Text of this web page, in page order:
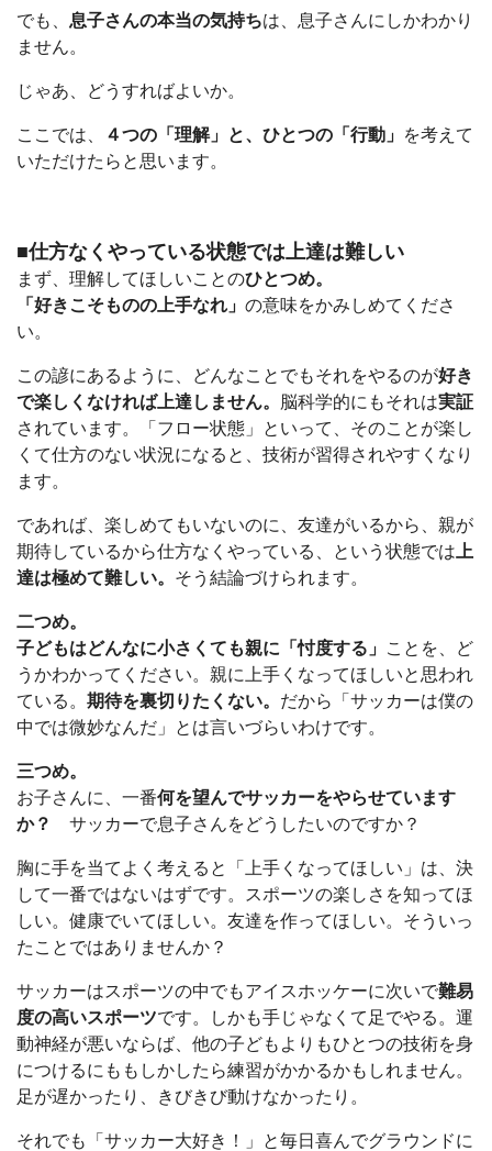
でも、 息子さんの本当の気持ちは、息子さんにしかわかり
ません。
じゃあ、どうすればよいか。
ここでは、 ４つの「理解」と、ひとつの「行動」 を考えて
いただけたらと思います。
■仕方なくやっている状態では上達は難しい
まず、理解してほしいことのひとつめ。
「好きこそものの上手なれ」 の意味をかみしめてくださ
い。
この諺にあるように、どんなことでもそれをやるのが好き
で楽しくなければ上達しません。
脳科学的にもそれは実証
されています。「フロー状態」といって、そのことが楽し
くて仕方のない状況になると、技術が習得されやすくなり
ます。
であれば、楽しめてもいないのに、友達がいるから、親が
期待しているから仕方なくやっている、という状態では 上
達は極めて難しい。 そう結論づけられます。
二つめ。
子どもはどんなに小さくても親に「忖度する」 ことを、ど
うかわかってください。親に上手くなってほしいと思われ
ている。 期待を裏切りたくない。 だから「サッカーは僕の
中では微妙なんだ」とは言いづらいわけです。
三つめ。
お子さんに、一番何を望んでサッカーをやらせています
か？
サッカーで息子さんをどうしたいのですか？
胸に手を当てよく考えると「上手くなってほしい」は、決
して一番ではないはずです。スポーツの楽しさを知ってほ
しい。健康でいてほしい。友達を作ってほしい。そういっ
たことではありませんか？
サッカーはスポーツの中でもアイスホッケーに次いで難易
度の高いスポーツです。しかも手じゃなくて足でやる。運
動神経が悪いならば、他の子どもよりもひとつの技術を身
につけるにももしかしたら練習がかかるかもしれません。
足が遅かったり、きびきび動けなかったり。
それでも「サッカー大好き！」と毎日喜んでグラウンドに